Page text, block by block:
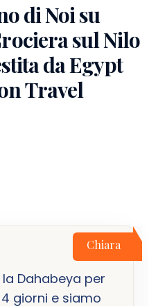
di Noi su
sul Nilo
da Egypt
Travel
Chiara
Dahabeya per
giorni e siamo